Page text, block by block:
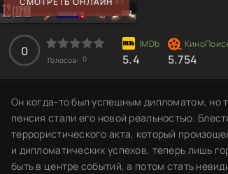
0
Голосов: 0 5.4 5.754
Он когда-то был успешным дипломатом, но
пенсия стали его новой реальностью.
террористического акта, который
и дипломатических успехов, теперь лишь
быть в центре событий, а потом стать